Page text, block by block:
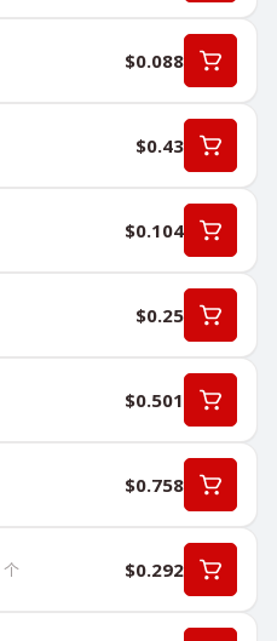
$0.088
$0.43
$0.104
$0.25
$0.501
$0.758
个 $0.292